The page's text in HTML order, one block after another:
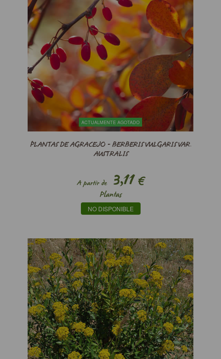
ACTUALMENTE AGOTADO
PLANTAS DE AGRACEJO - BERBERIS VULGARIS VAR.
AUSTRALIS
A partir de3,11€
Plantas
NO DISPONIBLE